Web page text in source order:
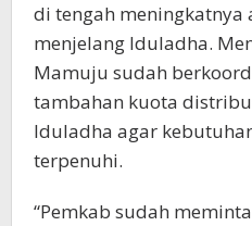
di tengah meningkatnya
menjelang Iduladha.
Mamuju sudah
tambahan kuota
Iduladha agar
terpenuhi.
“Pemkab sudah